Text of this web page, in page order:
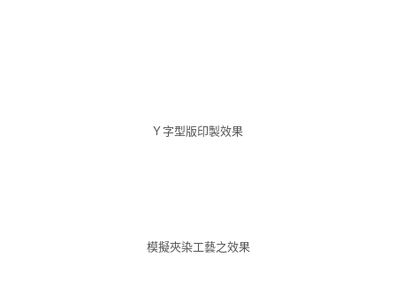
Y 字型版印製效果
模擬夾染工藝之效果